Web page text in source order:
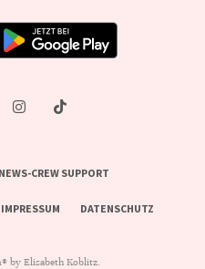
NEWS-CREW SUPPORT
IMPRESSUM DATENSCHUTZ
by Elisabeth Koblitz.